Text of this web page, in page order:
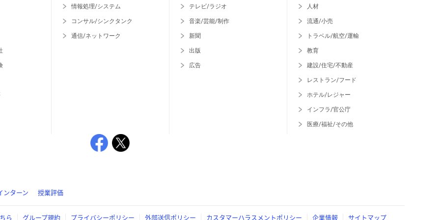
情報処理/システム
コンサル/シンクタンク
通信/ネットワーク
テレビ/ラジオ
音楽/芸能/制作
新聞
出版
広告
人材
流通/小売
トラベル/航空/運輸
教育
建設/住宅/不動産
レストラン/フード
ホテル/レジャー
インフラ/官公庁
医療/福祉/その他
ンターン 授業評価
ら グループ規約 プライバシーポリシー 外部送信ポリシー カスタマーハラスメントポリシー 企業情報 サイトマップ